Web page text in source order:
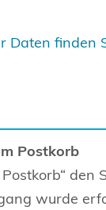
finden
Postkorb
wurde